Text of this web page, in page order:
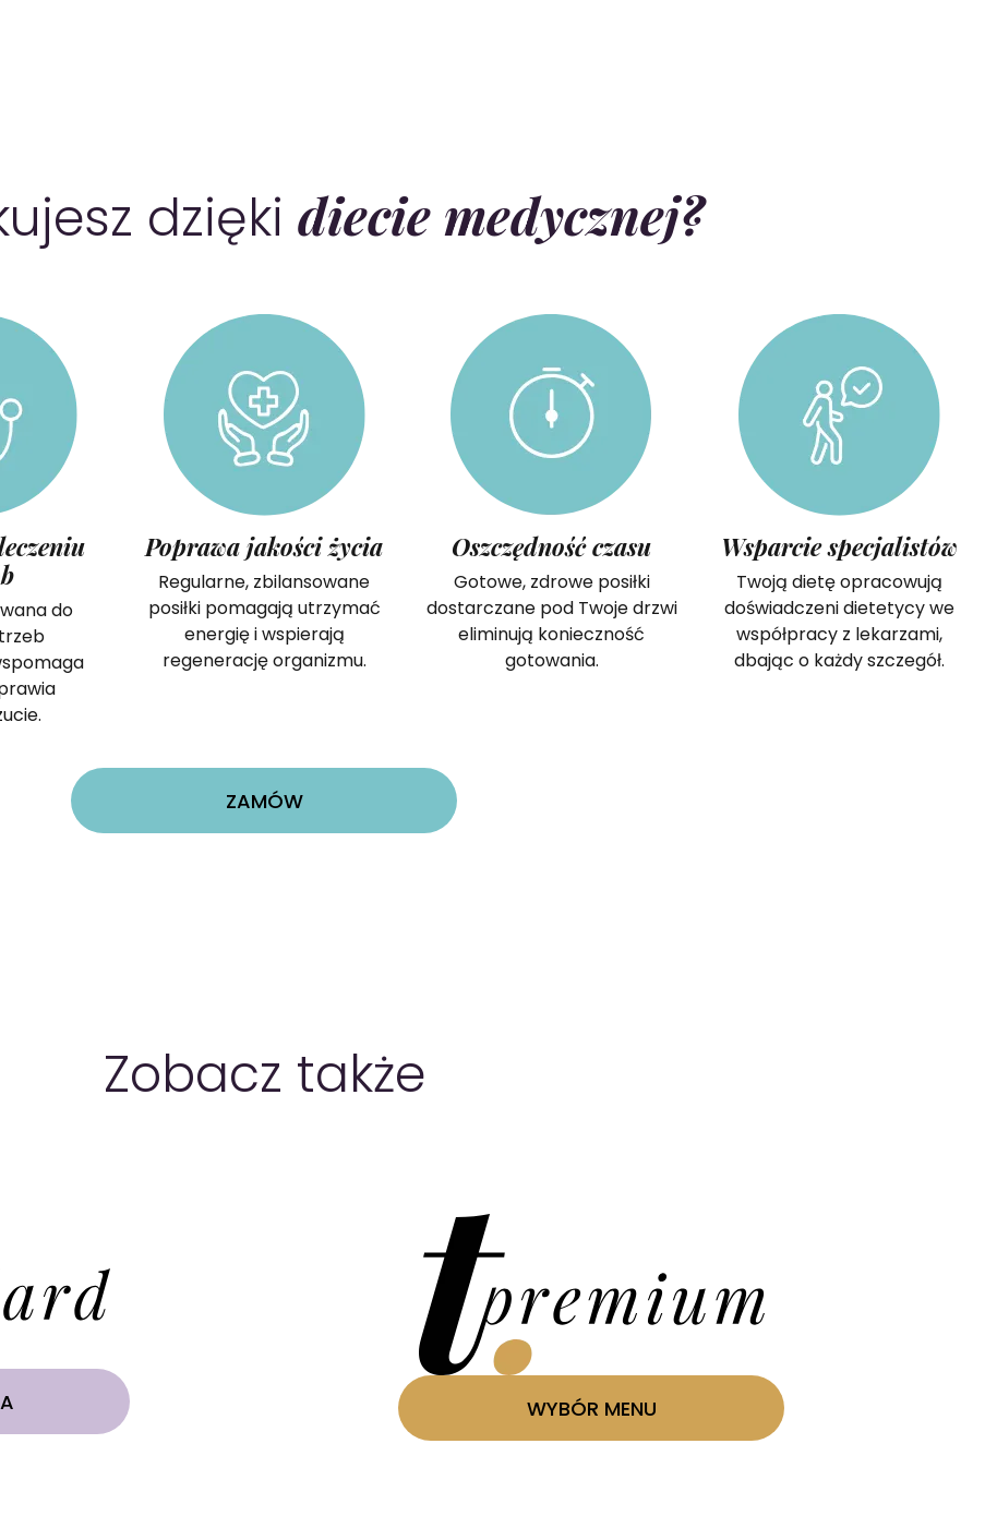
dzięki diecie medycznej?
do
Poprawa jakości życia
Regularne, zbilansowane
posiłki pomagają utrzymać
energię i wspierają
regenerację organizmu.
Oszczędność czasu
Gotowe, zdrowe posiłki
dostarczane pod Twoje drzwi
eliminują konieczność
gotowania.
Wsparcie specjalistów
Twoją dietę opracowują
doświadczeni dietetycy we
współpracy z lekarzami,
dbając o każdy szczegół.
ZAMÓW
Zobacz także
WYBÓR MENU